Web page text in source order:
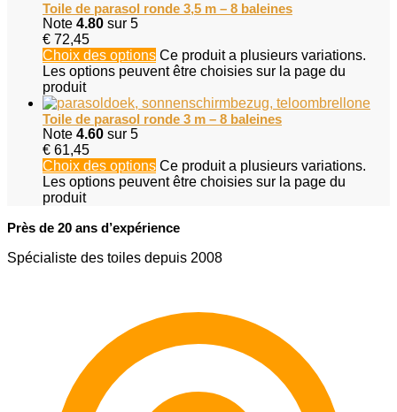
Toile de parasol ronde 3,5 m – 8 baleines
Note 4.80 sur 5
€ 72,45
Choix des options Ce produit a plusieurs variations.
Les options peuvent être choisies sur la page du
produit
Toile de parasol ronde 3 m – 8 baleines
Note 4.60 sur 5
€ 61,45
Choix des options Ce produit a plusieurs variations.
Les options peuvent être choisies sur la page du
produit
Près de 20 ans d’expérience
Spécialiste des toiles depuis 2008